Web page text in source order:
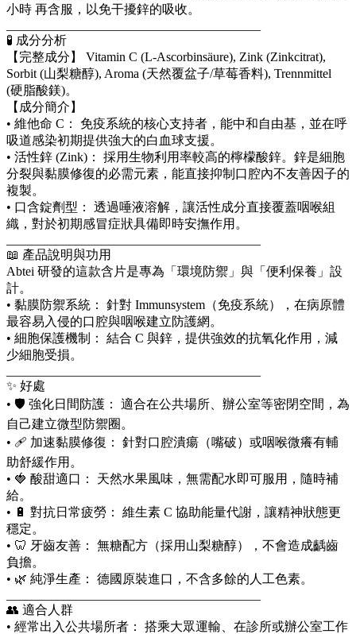
小時 再含服，以免干擾鋅的吸收。
🧪 成分分析
【完整成分】 Vitamin C (L-Ascorbinsäure), Zink (Zinkcitrat),
Sorbit (山梨糖醇), Aroma (天然覆盆子/草莓香料), Trennmittel
(硬脂酸鎂)。
【成分簡介】
• 維他命 C： 免疫系統的核心支持者，能中和自由基，並在呼
吸道感染初期提供強大的白血球支援。
• 活性鋅 (Zink)： 採用生物利用率較高的檸檬酸鋅。鋅是細胞
分裂與黏膜修復的必需元素，能直接抑制口腔內不友善因子的
複製。
• 口含錠劑型： 透過唾液溶解，讓活性成分直接覆蓋咽喉組
織，對於初期感冒症狀具備即時安撫作用。
📖 產品說明與功用
Abtei 研發的這款含片是專為「環境防禦」與「便利保養」設
計。
• 黏膜防禦系統： 針對 Immunsystem（免疫系統），在病原體
最容易入侵的口腔與咽喉建立防護網。
• 細胞保護機制： 結合 C 與鋅，提供強效的抗氧化作用，減
少細胞受損。
✨ 好處
• 🛡️ 強化日間防護： 適合在公共場所、辦公室等密閉空間，為
自己建立微型防禦圈。
• 🩹 加速黏膜修復： 針對口腔潰瘍（嘴破）或咽喉微癢有輔
助舒緩作用。
• 🍓 酸甜適口： 天然水果風味，無需配水即可服用，隨時補
給。
• 🔋 對抗日常疲勞： 維生素 C 協助能量代謝，讓精神狀態更
穩定。
• 🦷 牙齒友善： 無糖配方（採用山梨糖醇），不會造成齲齒
負擔。
• 🌿 純淨生產： 德國原裝進口，不含多餘的人工色素。
👥 適合人群
• 經常出入公共場所者： 搭乘大眾運輸、在診所或辦公室工作